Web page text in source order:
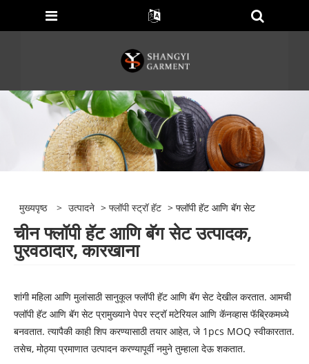
मुख्यपृष्ठ > उत्पादने >फ्लॉपी स्ट्रॉ हॅट > फ्लॉपी हॅट आणि बॅग सेट
चीन फ्लॉपी हॅट आणि बॅग सेट उत्पादक,
पुरवठादार, कारखाना
शांगी महिला आणि मुलांसाठी सानुकूल फ्लॉपी हॅट आणि बॅग सेट देखील करतात. आमची
फ्लॉपी हॅट आणि बॅग सेट प्रामुख्याने पेपर स्ट्रॉ मटेरियल आणि कॅनव्हास फॅब्रिकमध्ये
बनवतात. त्यापैकी काही शिप करण्यासाठी तयार आहेत, जे 1pcs MOQ स्वीकारतात.
तसेच, मोठ्या प्रमाणात उत्पादन करण्यापूर्वी नमुने तुम्हाला देऊ शकतात.